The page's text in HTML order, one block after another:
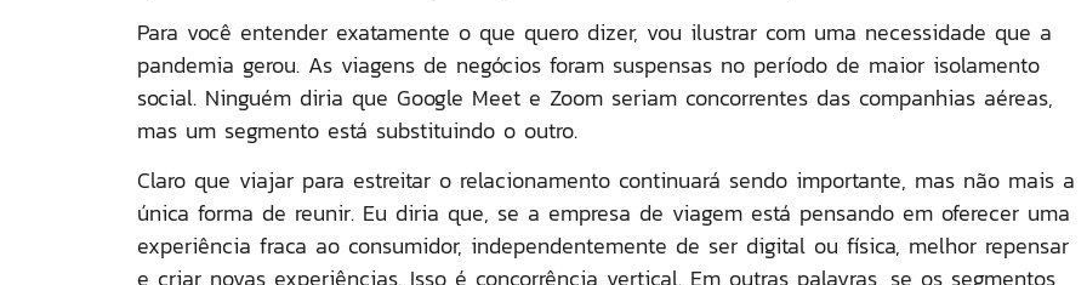
Para você entender exatamente o que quero dizer, vou ilustrar com uma necessidade que a
pandemia gerou. As viagens de negócios foram suspensas no período de maior isolamento
social. Ninguém diria que Google Meet e Zoom seriam concorrentes das companhias aéreas,
mas um segmento está substituindo o outro.
Claro que viajar para estreitar o relacionamento continuará sendo importante, mas não mais a
única forma de reunir. Eu diria que, se a empresa de viagem está pensando em oferecer uma
experiência fraca ao consumidor, independentemente de ser digital ou física, melhor repensar